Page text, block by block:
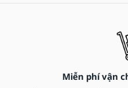
Miễn phí vận